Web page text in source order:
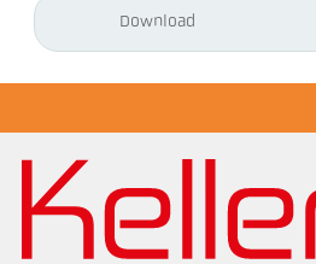
Download